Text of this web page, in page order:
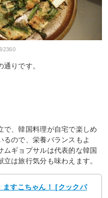
りです。
で、韓国料理が自宅で楽しめ
るので、栄養バランスもよ
ムギョプサルは代表的な韓国
は旅行気分も味わえます。
すこちゃん！ [クックパ